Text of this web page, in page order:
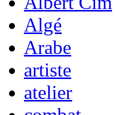
Algé
Arabe
artiste
atelier